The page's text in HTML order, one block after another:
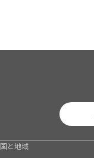
国と地域